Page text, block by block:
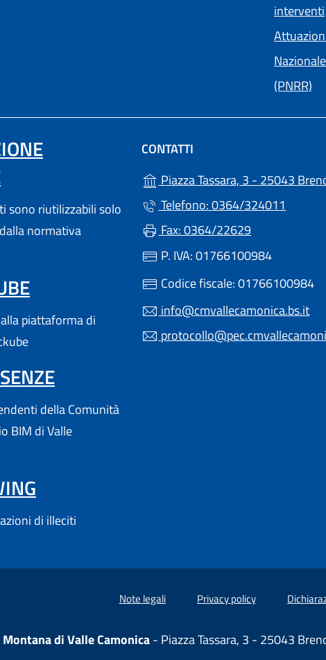
interventi
(PNRR)
sono riutilizzabili solo
normativa
(APRE IN UN'ALTRA SCHEDA).
piattaforma di
(APRE IN UN'ALTRA SCHEDA).
della Comunità
BIM di Valle
di illeciti
CONTATTI
Piazza Tassara, 3 - 25043
Telefono: 0364/324011
Fax: 0364/22629
P. IVA: 01766100984
Codice fiscale: 01766100984
info@cmvallecamonica.bs.it
Note legali Privacy policy
di Valle Camonica- Piazza Tassara, 3 - 25043